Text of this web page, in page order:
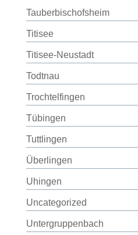
Tauberbischofsheim
Titisee
Titisee-Neustadt
Todtnau
Trochtelfingen
Tübingen
Tuttlingen
Überlingen
Uhingen
Uncategorized
Untergruppenbach